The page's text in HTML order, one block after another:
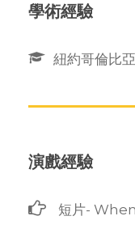
學術經驗
紐約哥倫比
演戲經驗
短片-